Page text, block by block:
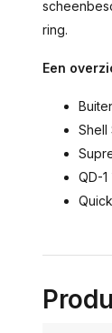
ring.
Een
Shell
QD-